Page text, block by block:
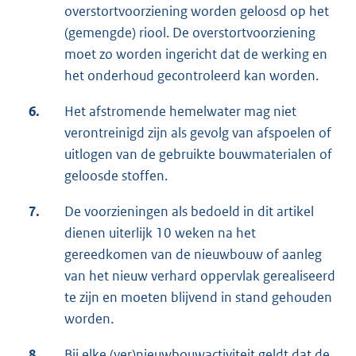
overstortvoorziening worden geloosd op het
(gemengde) riool. De overstortvoorziening
moet zo worden ingericht dat de werking en
het onderhoud gecontroleerd kan worden.
6.
Het afstromende hemelwater mag niet
verontreinigd zijn als gevolg van afspoelen of
uitlogen van de gebruikte bouwmaterialen of
geloosde stoffen.
7.
De voorzieningen als bedoeld in dit artikel
dienen uiterlijk 10 weken na het
gereedkomen van de nieuwbouw of aanleg
van het nieuw verhard oppervlak gerealiseerd
te zijn en moeten blijvend in stand gehouden
worden.